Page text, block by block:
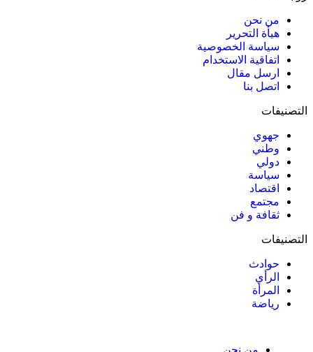
من نحن
هيأة التحرير
سياسة الخصوصية
اتفاقية الاستخدام
ارسل مقال
اتصل بنا
التصنيفات
جهوي
وطني
دولي
سياسة
اقتصاد
مجتمع
ثقافة و فن
التصنيفات
حوادث
الرأي
المرأة
رياضة
من نحن